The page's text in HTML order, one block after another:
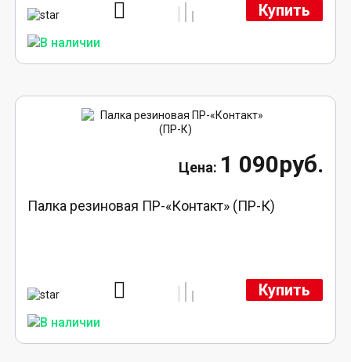
Купить
1 090руб.
Палка резиновая ПР-«Контакт» (ПР-К)
Купить